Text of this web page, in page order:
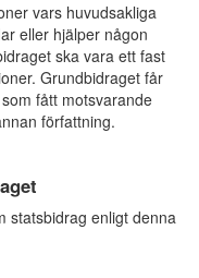
vars huvudsakliga
eller hjälper någon
ska vara ett fast
Grundbidraget får
fått motsvarande
författning.
statsbidrag enligt denna